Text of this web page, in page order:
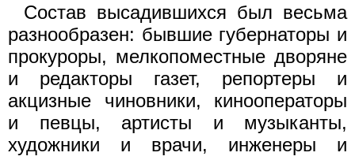
Состав высадившихся был весьма
разнообразен: бывшие губернаторы и
прокуроры, мелкопоместные дворяне
и редакторы газет, репортеры и
акцизные чиновники, кинооператоры
и певцы, артисты и музыканты,
художники и врачи, инженеры и